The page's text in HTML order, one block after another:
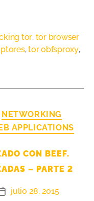
tor, tor browser
,tor obfsproxy,
NETWORKING
APPLICATIONS
CON BEEF.
– PARTE 2
julio 28, 2015